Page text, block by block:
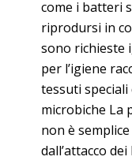
come i batteri
riprodursi in
sono richieste
per l’igiene
tessuti
microbiche La
non è
dall’attacco